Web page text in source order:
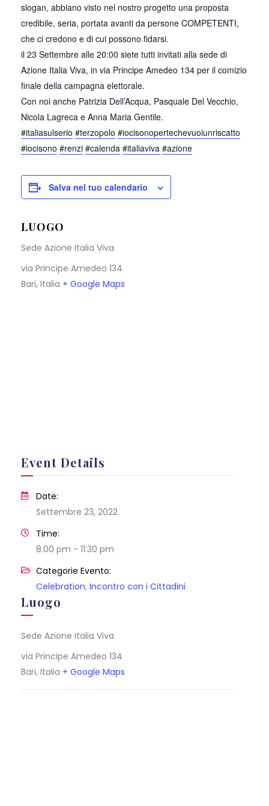
slogan, abbiano visto nel nostro progetto una proposta
credibile, seria, portata avanti da persone COMPETENTI,
che ci credono e di cui possono fidarsi.
il 23 Settembre alle 20:00 siete tutti invitati alla sede di
Azione Italia Viva, in via Principe Amedeo 134 per il comizio
finale della campagna elettorale.
Con noi anche Patrizia Dell’Acqua, Pasquale Del Vecchio,
Nicola Lagreca e Anna Maria Gentile.
#italiasulserio #terzopolo #iocisonopertechevuoiunriscatto
#iocisono #renzi #calenda #italiaviva #azione
Salva nel tuo calendario
LUOGO
Sede Azione Italia Viva
via Principe Amedeo 134
Bari, Italia + Google Maps
Event Details
Date:
Settembre 23, 2022
Time:
8:00 pm - 11:30 pm
Categorie Evento:
Celebration, Incontro con i Cittadini
Luogo
Sede Azione Italia Viva
via Principe Amedeo 134
Bari, Italia + Google Maps